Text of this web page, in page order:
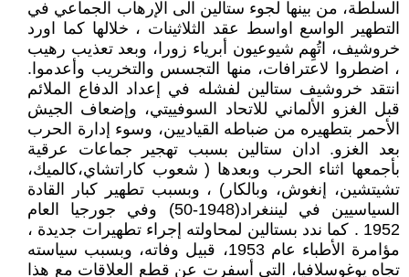
السلطة، من بينها لجوء ستالين الى الإرهاب الجماعي في
التطهير الواسع اواسط عقد الثلاثينات ، خلالها كما اورد
خروشيف، اتُهِم شيوعيون أبرياء زورا، وبعد تعذيب رهيب
، اضطروا لاعترافات، منها التجسس والتخريب وأعدموا.
انتقد خروشيف ستالين لفشله في إعداد الدفاع الملائم
قبل الغزو الألماني للاتحاد السوفييتي، وإضعاف الجيش
الأحمر بتطهيره من ضباطه القياديين، وسوء إدارة الحرب
بعد الغزو. ادان ستالين بسبب تهجير جماعات عرقية
بأجمعها اثناء الحرب وبعدها ( شعوب كاراتشاي،كالميك،
تشيتشين، إنغوش، وبالكار) ، وبسبب تطهير كبار القادة
السياسيين في ليننغراد(1948-50) وفي جورجيا العام
1952 . كما ندد بستالين لمحاولته إجراء تطهيرات جديدة ،
مؤامرة الأطباء عام 1953، قبيل وفاته، وبسبب سياسته
تجاه يوغوسلافيا، التي أسفرت عن قطع العلاقات مع هذا